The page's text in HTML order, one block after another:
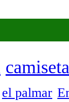
el palmar